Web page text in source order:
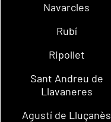
Navarcles
Rubí
Ripollet
Sant Andreu de
Llavaneres
Agustí de Lluçanès